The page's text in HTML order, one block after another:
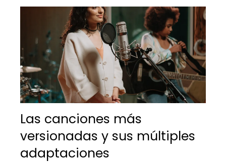
Las canciones más
versionadas y sus múltiples
adaptaciones